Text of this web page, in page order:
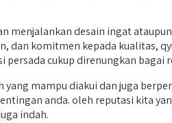
desain ingat
komitmen kepada kualitas,
cukup direnungkan bagai
mampu diakui dan juga
anda. oleh reputasi kita
indah.